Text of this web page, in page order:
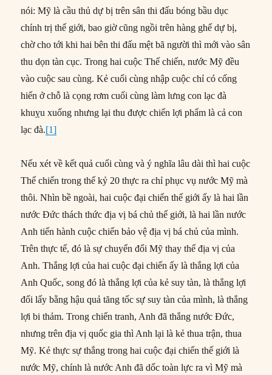
nói: Mỹ là cầu thủ dự bị trên sân thi đấu bóng bầu dục
chính trị thế giới, bao giờ cũng ngồi trên hàng ghế dự bị,
chờ cho tới khi hai bên thi đấu mệt bã người thì mới vào sân
thu dọn tàn cục. Trong hai cuộc Thế chiến, nước Mỹ đều
vào cuộc sau cùng. Kẻ cuối cùng nhập cuộc chỉ có cống
hiến ở chỗ là cọng rơm cuối cùng làm lưng con lạc đà
khuỵu xuống nhưng lại thu được chiến lợi phẩm là cả con
lạc đà.[1]
Nếu xét về kết quả cuối cùng và ý nghĩa lâu dài thì hai cuộc
Thế chiến trong thế kỷ 20 thực ra chỉ phục vụ nước Mỹ mà
thôi. Nhìn bề ngoài, hai cuộc đại chiến thế giới ấy là hai lần
nước Đức thách thức địa vị bá chủ thế giới, là hai lần nước
Anh tiến hành cuộc chiến bảo vệ địa vị bá chủ của mình.
Trên thực tế, đó là sự chuyển đổi Mỹ thay thế địa vị của
Anh. Thắng lợi của hai cuộc đại chiến ấy là thắng lợi của
Anh Quốc, song đó là thắng lợi của kẻ suy tàn, là thắng lợi
đổi lấy bằng hậu quả tăng tốc sự suy tàn của mình, là thắng
lợi bi thảm. Trong chiến tranh, Anh đã thắng nước Đức,
nhưng trên địa vị quốc gia thì Anh lại là kẻ thua trận, thua
Mỹ. Kẻ thực sự thắng trong hai cuộc đại chiến thế giới là
nước Mỹ, chính là nước Anh đã dốc toàn lực ra vì Mỹ mà